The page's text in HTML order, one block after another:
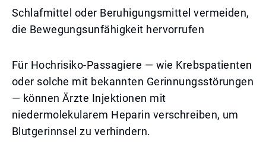
Schlafmittel oder Beruhigungsmittel vermeiden,
die Bewegungsunfähigkeit hervorrufen
Für Hochrisiko-Passagiere — wie Krebspatienten
oder solche mit bekannten Gerinnungsstörungen
— können Ärzte Injektionen mit
niedermolekularem Heparin verschreiben, um
Blutgerinnsel zu verhindern.